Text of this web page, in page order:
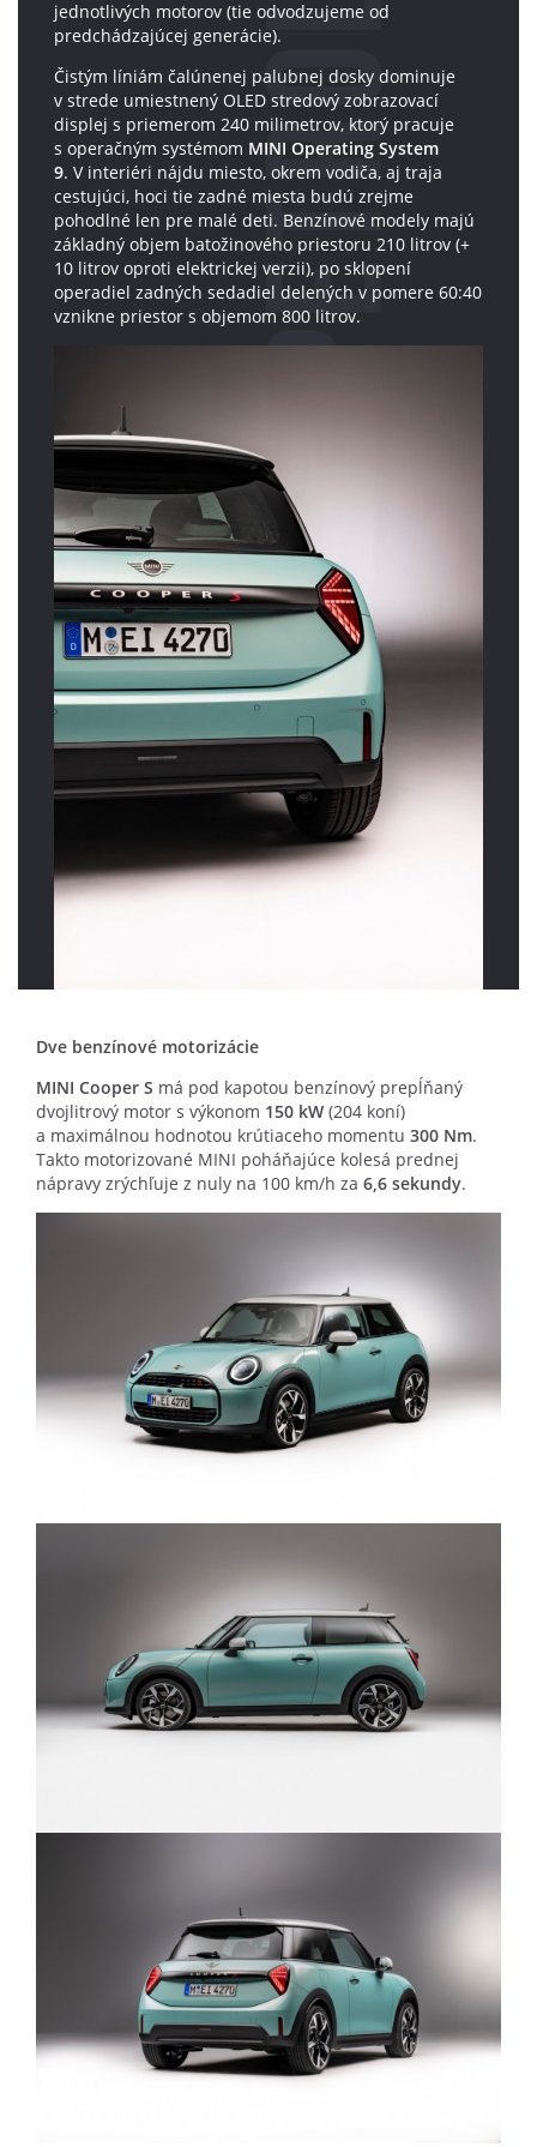
jednotlivých motorov (tie odvodzujeme od
predchádzajúcej generácie).
Čistým líniám čalúnenej palubnej dosky dominuje
v strede umiestnený OLED stredový zobrazovací
displej s priemerom 240 milimetrov, ktorý pracuje
s operačným systémom MINI Operating System
9. V interiéri nájdu miesto, okrem vodiča, aj traja
cestujúci, hoci tie zadné miesta budú zrejme
pohodlné len pre malé deti. Benzínové modely majú
základný objem batožinového priestoru 210 litrov (+
10 litrov oproti elektrickej verzii), po sklopení
operadiel zadných sedadiel delených v pomere 60:40
vznikne priestor s objemom 800 litrov.
Dve benzínové motorizácie
MINI Cooper S má pod kapotou benzínový prepĺňaný
dvojlitrový motor s výkonom 150 kW (204 koní)
a maximálnou hodnotou krútiaceho momentu 300 Nm.
Takto motorizované MINI poháňajúce kolesá prednej
nápravy zrýchľuje z nuly na 100 km/h za 6,6 sekundy.